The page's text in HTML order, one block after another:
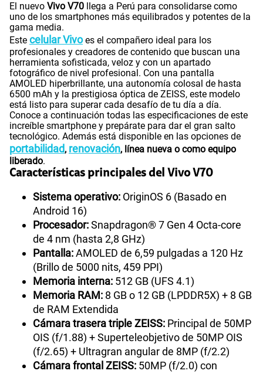
El nuevo Vivo V70 llega a Perú para consolidarse como
uno de los smartphones más equilibrados y potentes de la
gama media.
Este celular Vivoes el compañero ideal para los
profesionales y creadores de contenido que buscan una
herramienta sofisticada, veloz y con un apartado
fotográfico de nivel profesional. Con una pantalla
AMOLED hiperbrillante, una autonomía colosal de hasta
6500 mAh y la prestigiosa óptica de ZEISS, este modelo
está listo para superar cada desafío de tu día a día.
Conoce a continuación todas las especificaciones de este
increíble smartphone y prepárate para dar el gran salto
tecnológico. Además está disponible en las opciones de
portabilidad, renovación, línea nueva o como equipo
liberado.
Características principales del Vivo V70
Sistema operativo: OriginOS 6 (Basado en
Android 16)
Procesador:Snapdragon® 7 Gen 4 Octa-core
de 4 nm (hasta 2,8 GHz)
Pantalla:AMOLED de 6,59 pulgadas a 120 Hz
(Brillo de 5000 nits, 459 PPI)
Memoria interna: 512 GB (UFS 4.1)
Memoria RAM: 8 GB o 12 GB (LPDDR5X) + 8 GB
de RAM Extendida
Cámara trasera triple ZEISS: Principal de 50MP
OIS (f/1.88) + Superteleobjetivo de 50MP OIS
(f/2.65) + Ultragran angular de 8MP (f/2.2)
Cámara frontal ZEISS: 50MP (f/2.0) con